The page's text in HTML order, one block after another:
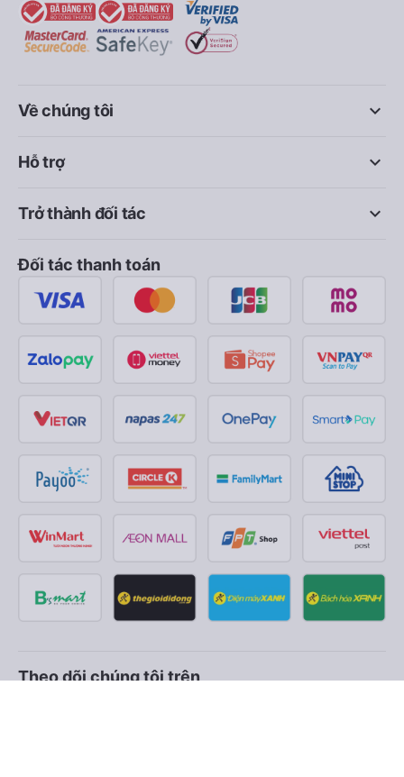
keyboard_arrow_down
Về chúng tôi
keyboard_arrow_down
Hỗ trợ
keyboard_arrow_down
Trở thành đối tác
Đối tác thanh toán
Theo dõi chúng tôi trên